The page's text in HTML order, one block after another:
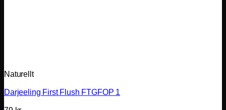
Naturellt
Darjeeling First Flush FTGFOP 1